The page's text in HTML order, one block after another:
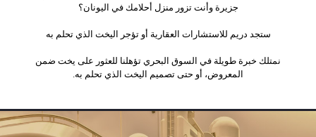
جزيرة وأنت تزور منزل أحلامك في اليونان؟
ستجد دريم للاستشارات العقارية أو تؤجر اليخت الذي تحلم به
نمتلك خبرة طويلة في السوق البحري تؤهلنا للعثور على يخت ضمن
المعروض، أو حتى تصميم اليخت الذي تحلم به.